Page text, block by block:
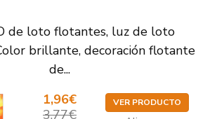
de loto flotantes, luz de loto
brillante, decoración flotante
de...
1,96€
3,77€
VER PRODUCTO